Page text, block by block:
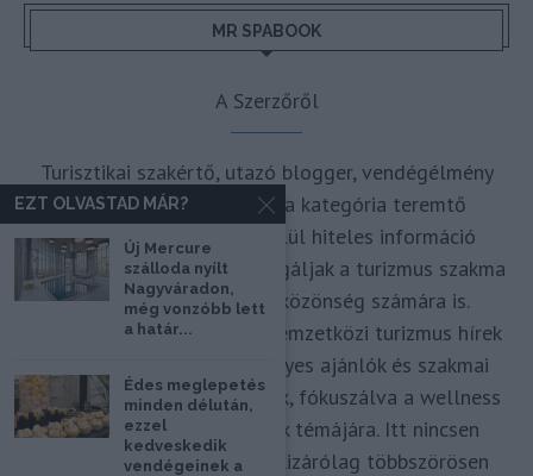
MR SPABOOK
A Szerzőről
Turisztikai szakértő, utazó blogger, vendégélmény
tanácsadó. Célom, hogy a kategória teremtő
blogmagazin keretein belül hiteles információ
forrásul és inspirációul szolgáljak a turizmus szakma
és az utazni vágyó nagyközönség számára is.
Repertoáromban hazai és nemzetközi turizmus hírek
mellett útleírások, személyes ajánlók és szakmai
vélemények is helyet kapnak, fókuszálva a wellness
és termálfürdők, strandok témájára. Itt nincsen
hivatkozás nélküli anyag, kizárólag többszörösen
EZT OLVASTAD MÁR?
Új Mercure
szálloda nyílt
Nagyváradon,
még vonzóbb lett
a határ...
Édes meglepetés
minden délután,
ezzel
kedveskedik
vendégeinek a